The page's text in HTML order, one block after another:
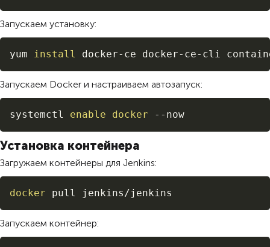
Запускаем установку:
yum install docker-ce docker-ce-cli
Запускаем Docker и настраиваем автозапуск:
systemctl enable docker --now
Установка контейнера
Загружаем контейнеры для Jenkins:
docker pull jenkins/jenkins
Запускаем контейнер: